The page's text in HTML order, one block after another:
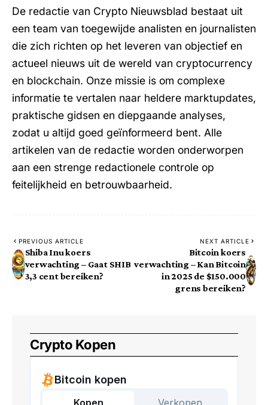
De redactie van Crypto Nieuwsblad bestaat uit
een team van toegewijde analisten en journalisten
die zich richten op het leveren van objectief en
actueel nieuws uit de wereld van cryptocurrency
en blockchain. Onze missie is om complexe
informatie te vertalen naar heldere marktupdates,
praktische gidsen en diepgaande analyses,
zodat u altijd goed geïnformeerd bent. Alle
artikelen van de redactie worden onderworpen
aan een strenge redactionele controle op
feitelijkheid en betrouwbaarheid.
PREVIOUS ARTICLE
Shiba Inu koers
verwachting – Gaat SHIB
3,3 cent bereiken?
NEXT ARTICLE
Bitcoin koers
verwachting – Kan Bitcoin
in 2025 de $150.000
grens bereiken?
Crypto Kopen